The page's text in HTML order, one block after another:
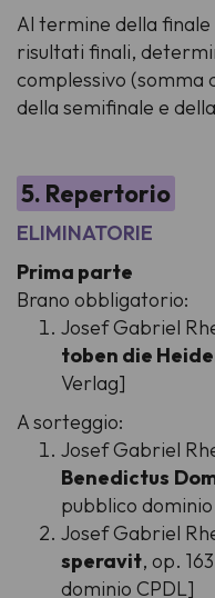
Al termine della
risultati finali,
complessivo (somma
della semifinale e
5. Repertorio
ELIMINATORIE
Prima parte
Brano obbligatorio:
Josef Gabriel
toben die
Verlag]
A sorteggio:
Josef Gabriel
Benedictus
pubblico
Josef Gabriel
speravit, op.
dominio CPDL]